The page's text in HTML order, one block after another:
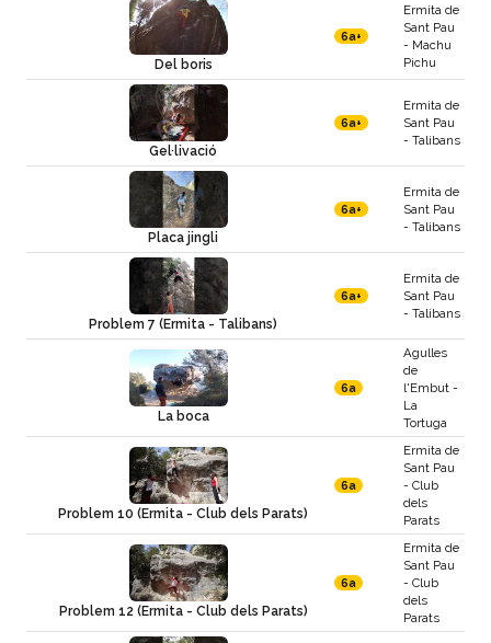
Del boris
6a+
Ermita de
Sant Pau
- Machu
Pichu
Gel·livació
6a+
Ermita de
Sant Pau
- Talibans
Placa jingli
6a+
Ermita de
Sant Pau
- Talibans
Problem 7 (Ermita - Talibans)
6a+
Ermita de
Sant Pau
- Talibans
La boca
6a
Agulles
de
l'Embut -
La
Tortuga
Problem 10 (Ermita - Club dels Parats)
6a
Ermita de
Sant Pau
- Club
dels
Parats
Problem 12 (Ermita - Club dels Parats)
6a
Ermita de
Sant Pau
- Club
dels
Parats